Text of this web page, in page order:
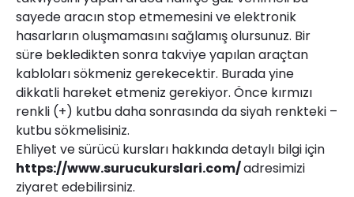
sayede aracın stop etmemesini ve elektronik
hasarların oluşmamasını sağlamış olursunuz. Bir
süre bekledikten sonra takviye yapılan araçtan
kabloları sökmeniz gerekecektir. Burada yine
dikkatli hareket etmeniz gerekiyor. Önce kırmızı
renkli (+) kutbu daha sonrasında da siyah renkteki –
kutbu sökmelisiniz.
Ehliyet ve sürücü kursları hakkında detaylı bilgi için
https://www.surucukurslari.com/adresimizi
ziyaret edebilirsiniz.